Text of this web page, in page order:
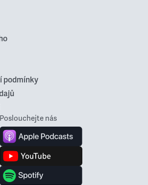
podmínky
Poslouchejte nás